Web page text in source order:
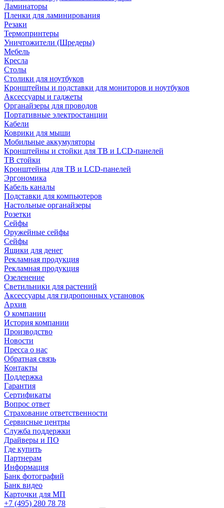
Ламинаторы
Пленки для ламинирования
Резаки
Термопринтеры
Уничтожители (Шредеры)
Мебель
Кресла
Столы
Столики для ноутбуков
Кронштейны и подставки для мониторов и ноутбуков
Аксессуары и гаджеты
Органайзеры для проводов
Портативные электростанции
Кабели
Коврики для мыши
Мобильные аккумуляторы
Кронштейны и стойки для ТВ и LCD-панелей
ТВ стойки
Кронштейны для ТВ и LCD-панелей
Эргономика
Кабель каналы
Подставки для компьютеров
Настольные органайзеры
Розетки
Сейфы
Оружейные сейфы
Сейфы
Ящики для денег
Рекламная продукция
Рекламная продукция
Озеленение
Светильники для растений
Аксессуары для гидропонных установок
Архив
О компании
История компании
Производство
Новости
Пресса о нас
Обратная связь
Контакты
Поддержка
Гарантия
Сертификаты
Вопрос ответ
Страхование ответственности
Сервисные центры
Служба поддержки
Драйверы и ПО
Где купить
Партнерам
Информация
Банк фотографий
Банк видео
Карточки для МП
+7 (495) 280 78 78